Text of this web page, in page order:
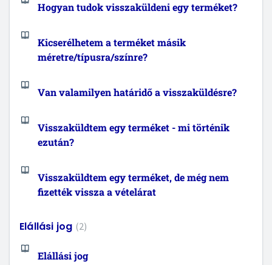
Hogyan tudok visszaküldeni egy terméket?
Kicserélhetem a terméket másik
méretre/típusra/színre?
Van valamilyen határidő a visszaküldésre?
Visszaküldtem egy terméket - mi történik
ezután?
Visszaküldtem egy terméket, de még nem
fizették vissza a vételárat
Elállási jog 2
Elállási jog